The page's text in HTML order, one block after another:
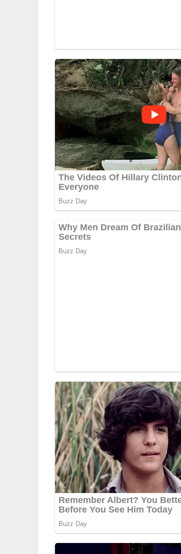
Lob, Kritik, Fragen oder
Eier schälen, halbieren, Eigelb
Pfeffer und Zucker abschmecken.
Sauce vermischen. Die Sauce